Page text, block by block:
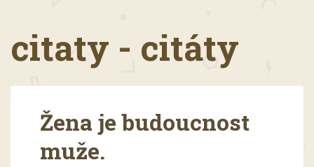
citaty - citáty
Žena je budoucnost
muže.